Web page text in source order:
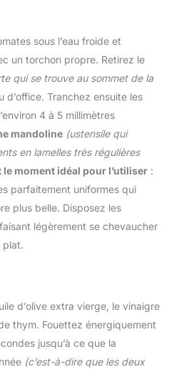
sous l’eau froide et
un torchon propre. Retirez le
qui se trouve au sommet de la
d’office. Tranchez ensuite les
4 à 5 millimètres
mandoline (ustensile qui
en lamelles très régulières
le moment idéal pour l’utiliser :
parfaitement uniformes qui
plus belle. Disposez les
légèrement se chevaucher
plat.
d’olive extra vierge, le vinaigre
thym. Fouettez énergiquement
jusqu’à ce que la
(c’est-à-dire que les deux